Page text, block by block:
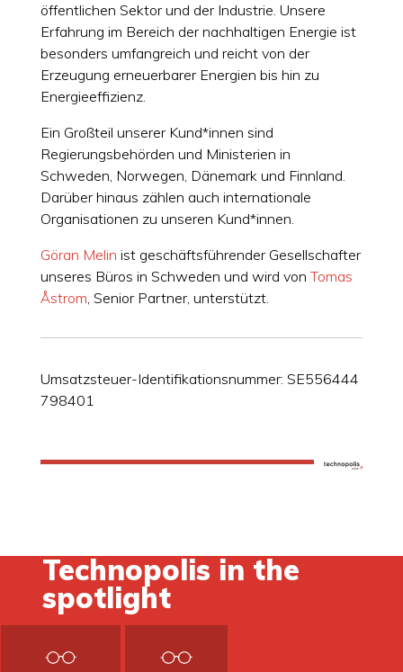
öffentlichen Sektor und der Industrie. Unsere
Erfahrung im Bereich der nachhaltigen Energie ist
besonders umfangreich und reicht von der
Erzeugung erneuerbarer Energien bis hin zu
Energieeffizienz.
Ein Großteil unserer Kund*innen sind
Regierungsbehörden und Ministerien in
Schweden, Norwegen, Dänemark und Finnland.
Darüber hinaus zählen auch internationale
Organisationen zu unseren Kund*innen.
Göran Melin ist geschäftsführender Gesellschafter
unseres Büros in Schweden und wird vonTomas
Åstrom, Senior Partner, unterstützt.
Umsatzsteuer-Identifikationsnummer: SE556444
798401
Technopolis in the
spotlight